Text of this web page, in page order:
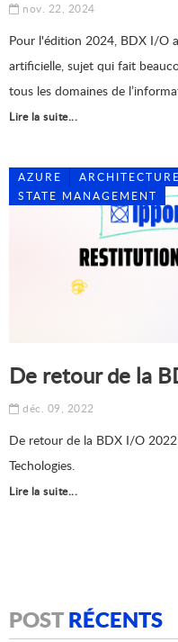
nov. 22, 2024
Pour l'édition 2024, BDX I/O
artificielle, sujet qui fait
tous les domaines de
Lire la suite...
AZURE ARCHITECTURE
STATE MANAGEMENT
De retour de la
déc. 09, 2022
De retour de la BDX I/O
Techologies.
Lire la suite...
POST RÉCENTS